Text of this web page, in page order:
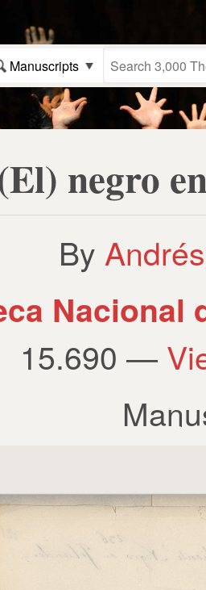
Manuscripts
negro
By
Nacional
15.690 —